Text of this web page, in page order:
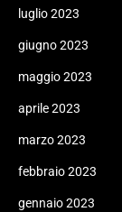
luglio 2023
giugno 2023
maggio 2023
aprile 2023
marzo 2023
febbraio 2023
gennaio 2023